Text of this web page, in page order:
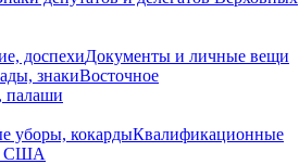
доспехиДокументы и личные вещи
знакиВосточное
уборы, кокардыКвалификационные
США